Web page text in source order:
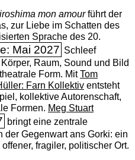
mon amourführt der
zur Liebe im Schatten des
Sprache des 20.
Mai 2027 Schleef
Raum, Sound und Bild
Form. MitTom
Farn Kollektiventsteht
kollektive Autorenschaft,
Formen. Meg Stuart
bringt eine zentrale
der Gegenwart ans Gorki: ein
fragiler, politischer Ort.